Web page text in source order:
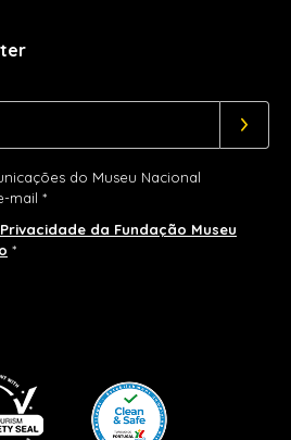
do Museu Nacional
mail *
da Fundação Museu
*